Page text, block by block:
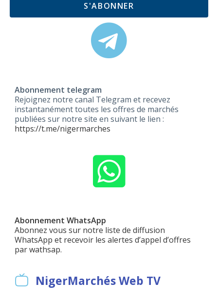
S'ABONNER
Abonnement telegram
Rejoignez notre canal Telegram et recevez
instantanément toutes les offres de marchés
publiées sur notre site en suivant le lien :
https://t.me/nigermarches
Abonnement WhatsApp
Abonnez vous sur notre liste de diffusion
WhatsApp et recevoir les alertes d’appel d’offres
par wathsap.
NigerMarchés Web TV